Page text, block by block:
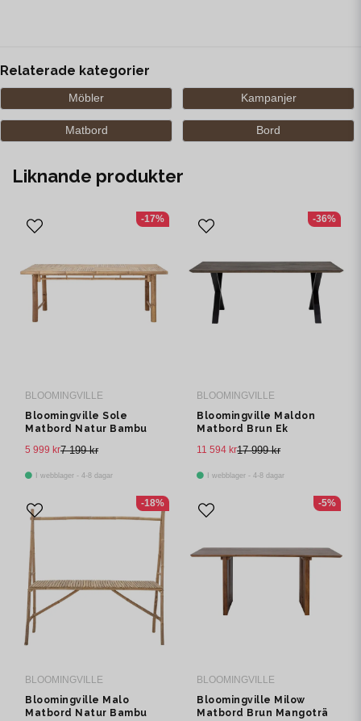
Relaterade kategorier
Möbler Kampanjer
Matbord Bord
Liknande produkter
BLOOMINGVILLE
Bloomingville Sole
Matbord Natur Bambu
7 199 kr
5 999 kr
I webblager - 4-8 dagar
-17%
BLOOMINGVILLE
Bloomingville Maldon
Matbord Brun Ek
17 999 kr
11 594 kr
I webblager - 4-8 dagar
-36%
BLOOMINGVILLE
Bloomingville Malo
Matbord Natur Bambu
-18%
BLOOMINGVILLE
Bloomingville Milow
Matbord Brun Mangoträ
-5%